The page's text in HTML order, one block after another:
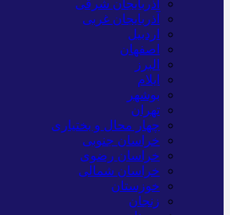
آذربایجان شرقی
آذربایجان غربی
اردبیل
اصفهان
البرز
ایلام
بوشهر
تهران
چهار محال و بختیاری
خراسان جنوبی
خراسان رضوی
خراسان شمالی
خوزستان
زنجان